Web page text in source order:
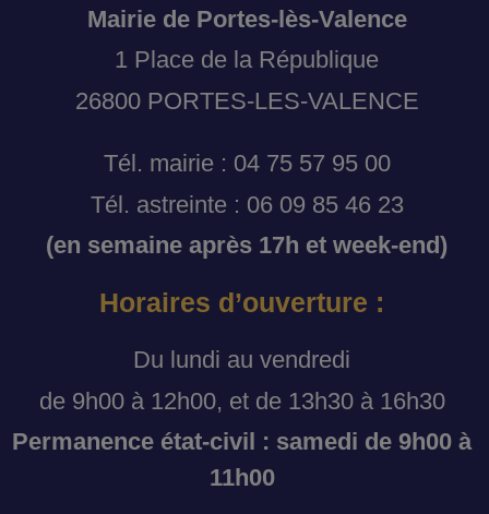
Mairie de Portes-lès-Valence
1 Place de la République
26800 PORTES-LES-VALENCE
Tél. mairie : 04 75 57 95 00
Tél. astreinte : 06 09 85 46 23
(en semaine après 17h et week-end)
Horaires d’ouverture :
Du lundi au vendredi
de 9h00 à 12h00, et de 13h30 à 16h30
Permanence état-civil : samedi de 9h00 à
11h00